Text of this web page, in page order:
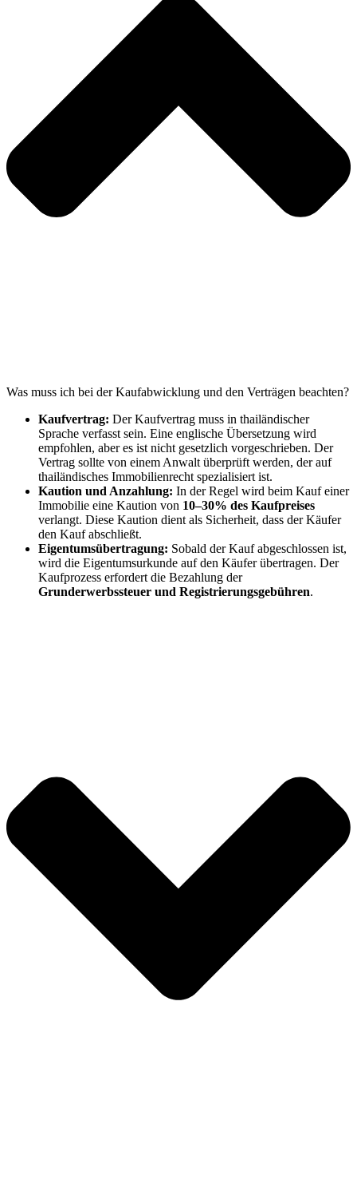
Was muss ich bei der Kaufabwicklung und den Verträgen beachten?
Kaufvertrag: Der Kaufvertrag muss in thailändischer
Sprache verfasst sein. Eine englische Übersetzung wird
empfohlen, aber es ist nicht gesetzlich vorgeschrieben. Der
Vertrag sollte von einem Anwalt überprüft werden, der auf
thailändisches Immobilienrecht spezialisiert ist.
Kaution und Anzahlung: In der Regel wird beim Kauf einer
Immobilie eine Kaution von 10–30% des Kaufpreises
verlangt. Diese Kaution dient als Sicherheit, dass der Käufer
den Kauf abschließt.
Eigentumsübertragung: Sobald der Kauf abgeschlossen ist,
wird die Eigentumsurkunde auf den Käufer übertragen. Der
Kaufprozess erfordert die Bezahlung der
Grunderwerbssteuer und Registrierungsgebühren.